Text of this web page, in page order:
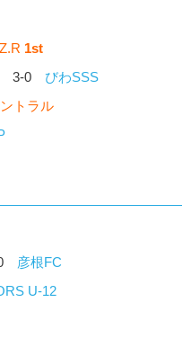
1st
3-0 びわSSS
トラル
彦根FC
U-12